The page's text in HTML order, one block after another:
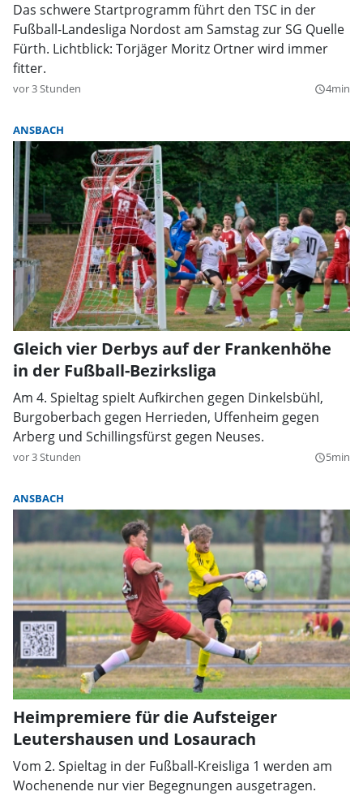
Das schwere Startprogramm führt den TSC in der
Fußball-Landesliga Nordost am Samstag zur SG Quelle
Fürth. Lichtblick: Torjäger Moritz Ortner wird immer
fitter.
vor 3 Stunden query_builder4min
ANSBACH
Gleich vier Derbys auf der Frankenhöhe
in der Fußball-Bezirksliga
Am 4. Spieltag spielt Aufkirchen gegen Dinkelsbühl,
Burgoberbach gegen Herrieden, Uffenheim gegen
Arberg und Schillingsfürst gegen Neuses.
vor 3 Stunden query_builder5min
ANSBACH
Heimpremiere für die Aufsteiger
Leutershausen und Losaurach
Vom 2. Spieltag in der Fußball-Kreisliga 1 werden am
Wochenende nur vier Begegnungen ausgetragen.